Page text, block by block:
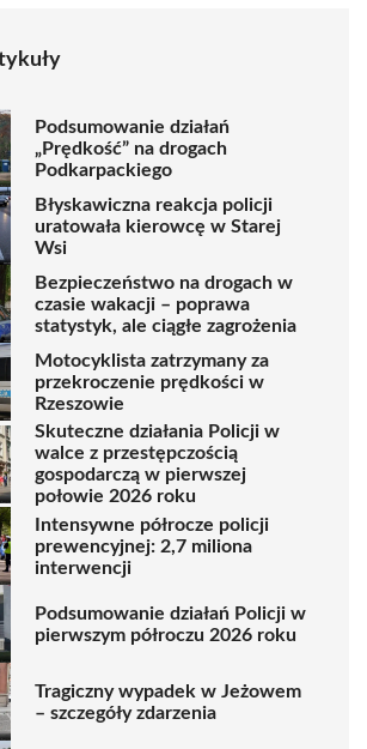
Podsumowanie działań
„Prędkość” na drogach
Podkarpackiego
Błyskawiczna reakcja policji
uratowała kierowcę w Starej
Wsi
Bezpieczeństwo na drogach w
czasie wakacji – poprawa
statystyk, ale ciągłe zagrożenia
Motocyklista zatrzymany za
przekroczenie prędkości w
Rzeszowie
Skuteczne działania Policji w
walce z przestępczością
gospodarczą w pierwszej
połowie 2026 roku
Intensywne półrocze policji
prewencyjnej: 2,7 miliona
interwencji
Podsumowanie działań Policji w
pierwszym półroczu 2026 roku
Tragiczny wypadek w Jeżowem
– szczegóły zdarzenia